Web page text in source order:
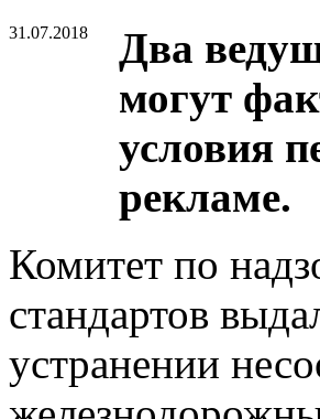
31.07.2018
Два
могут
условия
рекламе.
Комитет по
стандартов
устранении